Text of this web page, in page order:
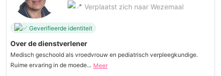
Verplaatst zich naar Wezemaal
Geverifieerde identiteit
Over de dienstverlener
Medisch geschoold als vroedvrouw en pediatrisch verpleegkundige.
Ruime ervaring in de moede... Meer